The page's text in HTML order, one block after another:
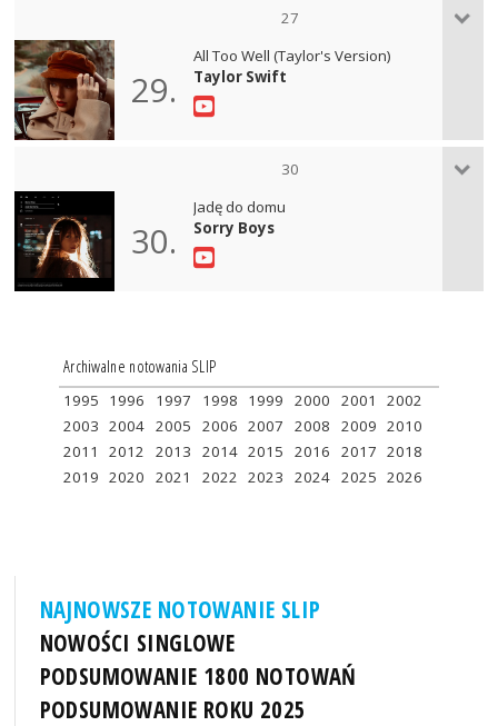
27
29.
All Too Well (Taylor's Version)
Taylor Swift
30
30.
Jadę do domu
Sorry Boys
Archiwalne notowania SLIP
1995 1996 1997 1998 1999 2000 2001
2002
2003 2004 2005 2006 2007 2008 2009 2010
2011
2012 2013 2014 2015 2016 2017 2018
2019 2020 2021 2022 2023 2024 2025 2026
NAJNOWSZE NOTOWANIE SLIP
NOWOŚCI SINGLOWE
PODSUMOWANIE 1800 NOTOWAŃ
PODSUMOWANIE ROKU 2025